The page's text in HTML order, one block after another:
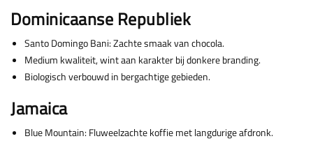
Dominicaanse Republiek
Santo Domingo Bani: Zachte smaak van chocola.
Medium kwaliteit, wint aan karakter bij donkere branding.
Biologisch verbouwd in bergachtige gebieden.
Jamaica
Blue Mountain: Fluweelzachte koffie met langdurige afdronk.